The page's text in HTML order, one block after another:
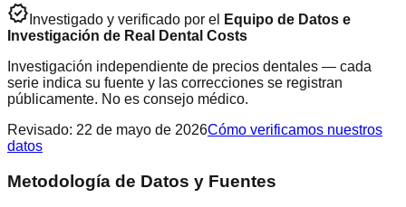
verified Investigado y verificado por el
Equipo de Datos e
Investigación de Real Dental Costs
Investigación independiente de precios dentales — cada
serie indica su fuente y las correcciones se registran
públicamente. No es consejo médico.
Revisado: 22 de mayo de 2026Cómo verificamos nuestros
datos
Metodología de Datos y Fuentes